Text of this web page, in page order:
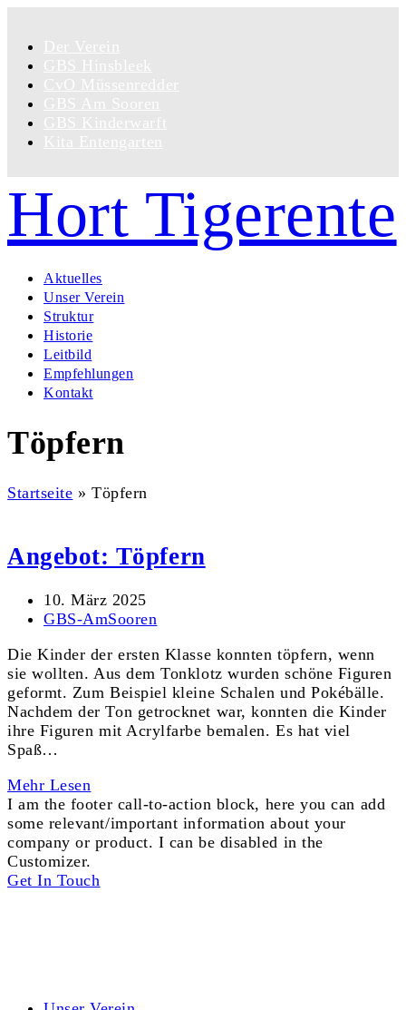
Hort Tigerente
Aktuelles
Unser Verein
Struktur
Historie
Leitbild
Empfehlungen
Kontakt
Töpfern
Startseite »Töpfern
Angebot: Töpfern
10. März 2025
GBS-AmSooren
Die Kinder der ersten Klasse konnten töpfern, wenn
sie wollten. Aus dem Tonklotz wurden schöne Figuren
geformt. Zum Beispiel kleine Schalen und Pokébälle.
Nachdem der Ton getrocknet war, konnten die Kinder
ihre Figuren mit Acrylfarbe bemalen. Es hat viel
Spaß…
Mehr Lesen
I am the footer call-to-action block, here you can add
some relevant/important information about your
company or product. I can be disabled in the
Customizer.
Get In Touch